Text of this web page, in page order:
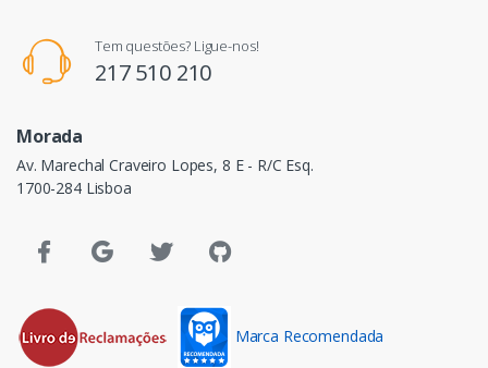
Tem questões? Ligue-nos!
217 510 210
Morada
Av. Marechal Craveiro Lopes, 8 E - R/C Esq.
1700-284 Lisboa
Marca Recomendada